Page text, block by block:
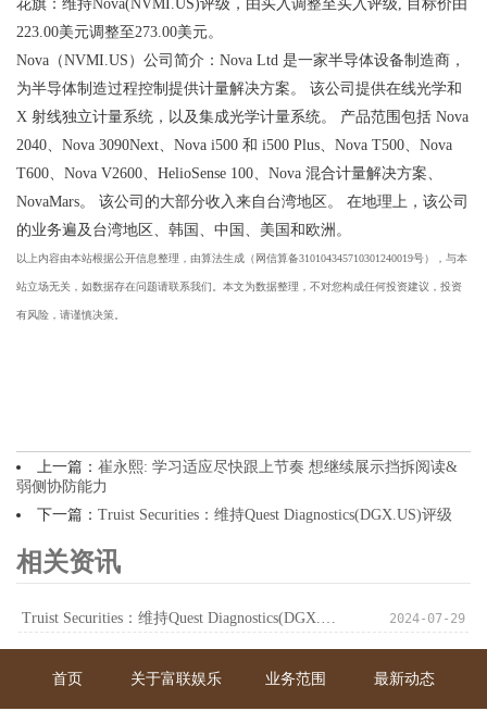
花旗：维持Nova(NVMI.US)评级，由买入调整至买入评级, 目标价由
223.00美元调整至273.00美元。
Nova（NVMI.US）公司简介：Nova Ltd 是一家半导体设备制造商，
为半导体制造过程控制提供计量解决方案。 该公司提供在线光学和
X 射线独立计量系统，以及集成光学计量系统。 产品范围包括 Nova
2040、Nova 3090Next、Nova i500 和 i500 Plus、Nova T500、Nova
T600、Nova V2600、HelioSense 100、Nova 混合计量解决方案、
NovaMars。 该公司的大部分收入来自台湾地区。 在地理上，该公司
的业务遍及台湾地区、韩国、中国、美国和欧洲。
以上内容由本站根据公开信息整理，由算法生成（网信算备310104345710301240019号），与本
站立场无关，如数据存在问题请联系我们。本文为数据整理，不对您构成任何投资建议，投资
有风险，请谨慎决策。
上一篇： 崔永熙: 学习适应尽快跟上节奏 想继续展示挡拆阅读&
弱侧协防能力
下一篇： Truist Securities：维持Quest Diagnostics(DGX.US)评级
相关资讯
Truist Securities：维持Quest Diagnostics(DGX.US)评级 2024-07-29
首页 关于富联娱乐 业务范围 最新动态